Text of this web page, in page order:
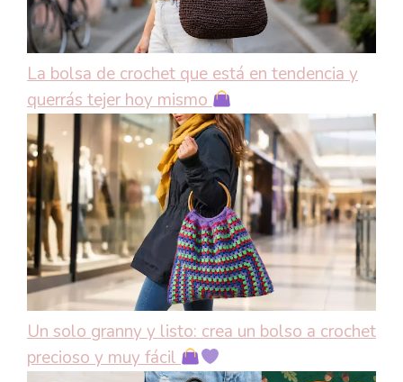
La bolsa de crochet que está en tendencia y
querrás tejer hoy mismo
Un solo granny y listo: crea un bolso a crochet
precioso y muy fácil